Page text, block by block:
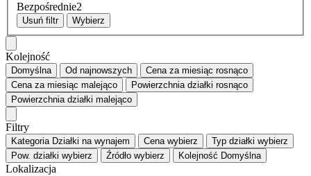
Bezpośrednie2
Usuń filtr Wybierz
Kolejność
Domyślna Od najnowszych Cena za miesiąc rosnąco
Cena za miesiąc malejąco Powierzchnia działki rosnąco
Powierzchnia działki malejąco
Filtry
Kategoria Działki na wynajem Cena wybierz Typ działki wybierz
Pow. działki wybierz Źródło wybierz Kolejność Domyślna
Lokalizacja